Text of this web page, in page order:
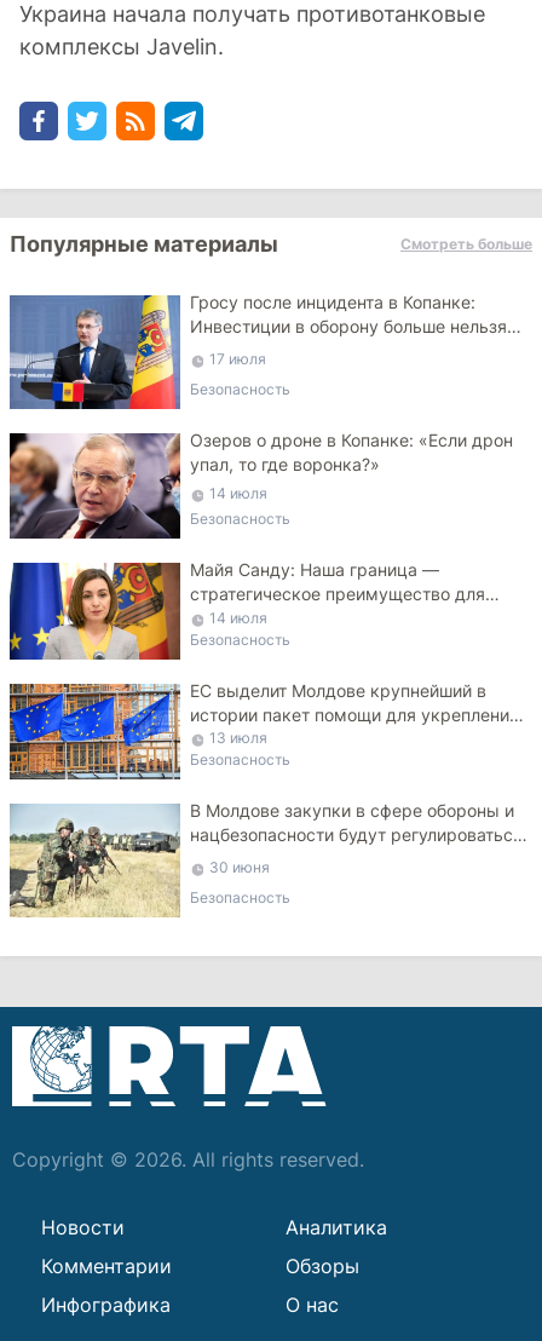
Украина начала получать противотанковые
комплексы Javelin.
Популярные материалы Смотреть больше
Гросу после инцидента в Копанке:
Инвестиции в оборону больше нельзя
откладывать
17 июля
Безопасность
Озеров о дроне в Копанке: «Если дрон
упал, то где воронка?»
14 июля
Безопасность
Майя Санду: Наша граница —
стратегическое преимущество для
Украины
14 июля
Безопасность
ЕС выделит Молдове крупнейший в
истории пакет помощи для укрепления
ПВО13 июля
Безопасность
В Молдове закупки в сфере обороны и
нацбезопасности будут регулироваться
специальным законом
30 июня
Безопасность
Copyright © 2026. All rights reserved.
Новости
Аналитика
Комментарии
Обзоры
Инфографика
О нас